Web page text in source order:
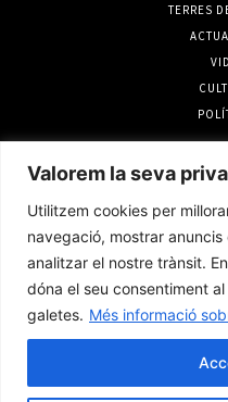
Valorem la seva
Utilitzem cookies per
navegació, mostrar
analitzar el nostre trànsit.
dóna el seu consentiment
galetes. Més informació
TERRES
Regular el vehicle privat té
turistes del delta de l’Ebre
natural
4 agost 2026
Joan Josep Omella serà
l’Estendard Principal a la
3 agost 2026